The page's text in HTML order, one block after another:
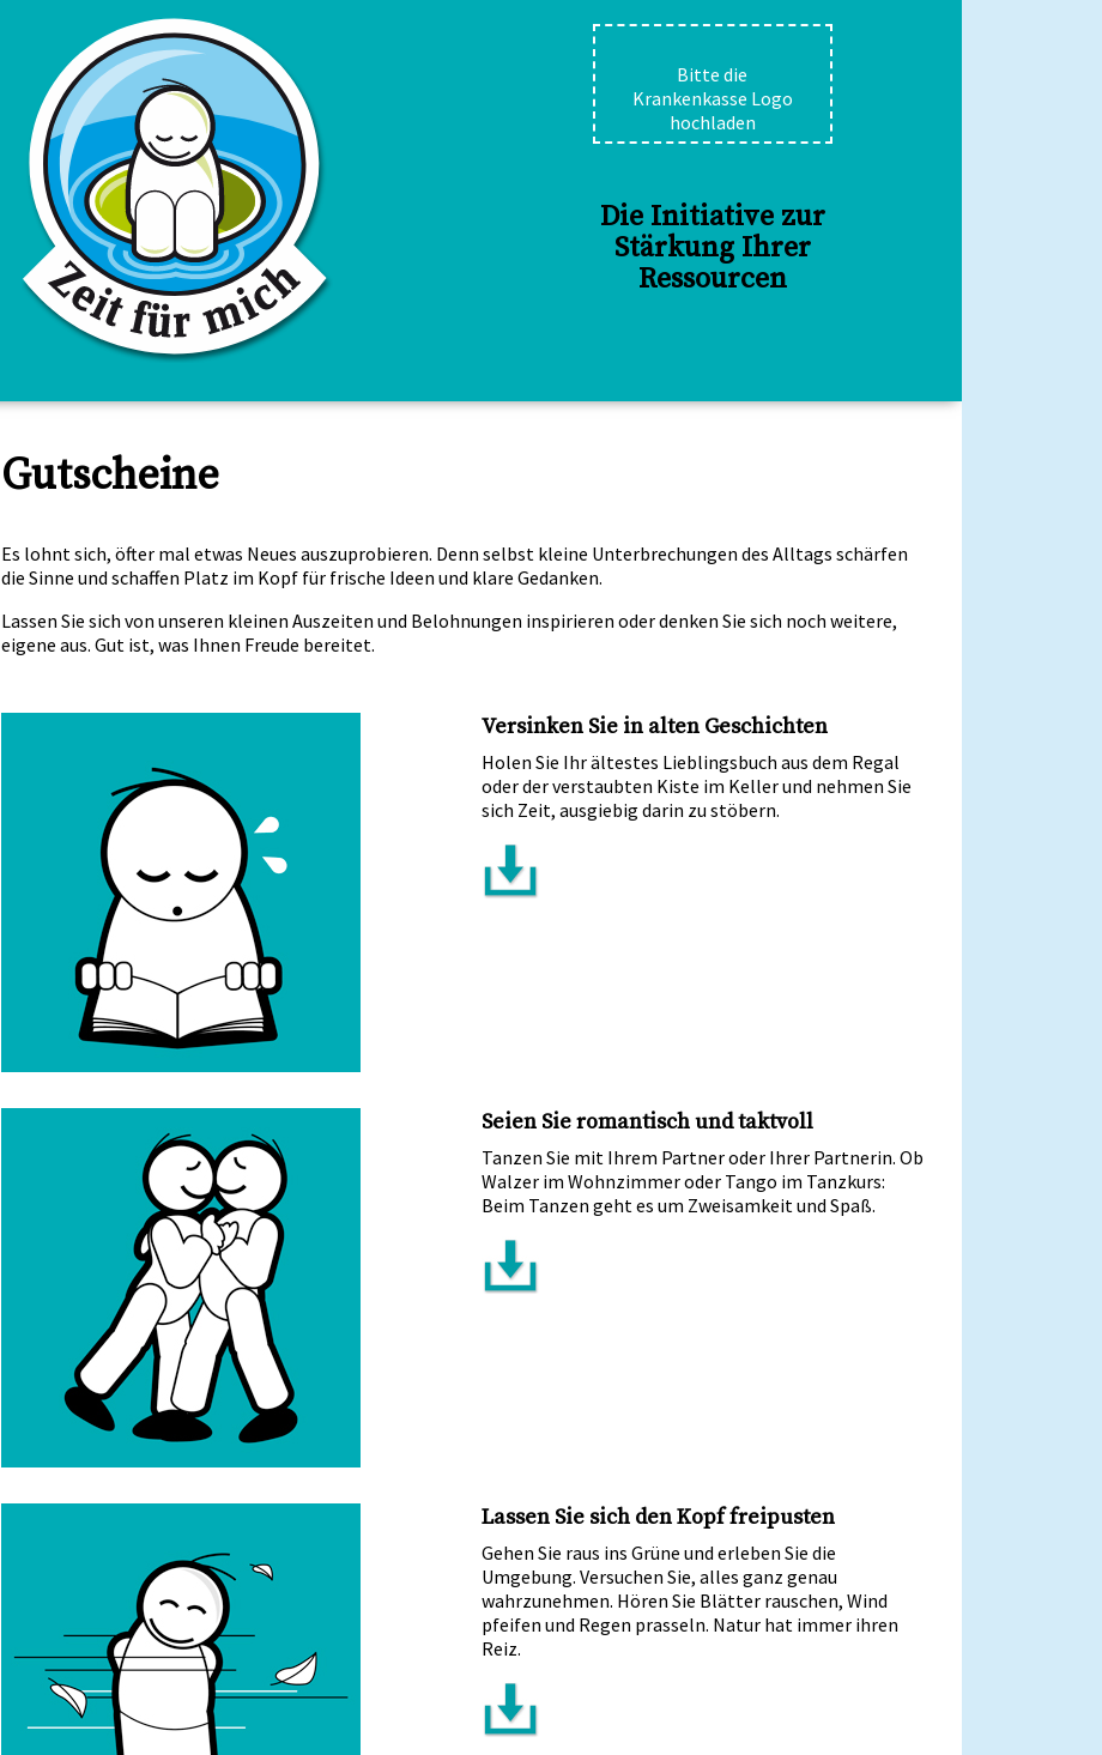
Bitte die
Krankenkasse Logo
hochladen
Die Initiative zur
Stärkung Ihrer
Ressourcen
Gutscheine
Es lohnt sich, öfter mal etwas Neues auszuprobieren. Denn selbst kleine Unterbrechungen des Alltags schärfen
die Sinne und schaffen Platz im Kopf für frische Ideen und klare Gedanken.
Lassen Sie sich von unseren kleinen Auszeiten und Belohnungen inspirieren oder denken Sie sich noch weitere,
eigene aus. Gut ist, was Ihnen Freude bereitet.
Versinken Sie in alten Geschichten
Holen Sie Ihr ältestes Lieblingsbuch aus dem Regal
oder der verstaubten Kiste im Keller und nehmen Sie
sich Zeit, ausgiebig darin zu stöbern.
Seien Sie romantisch und taktvoll
Tanzen Sie mit Ihrem Partner oder Ihrer Partnerin. Ob
Walzer im Wohnzimmer oder Tango im Tanzkurs:
Beim Tanzen geht es um Zweisamkeit und Spaß.
Lassen Sie sich den Kopf freipusten
Gehen Sie raus ins Grüne und erleben Sie die
Umgebung. Versuchen Sie, alles ganz genau
wahrzunehmen. Hören Sie Blätter rauschen, Wind
pfeifen und Regen prasseln. Natur hat immer ihren
Reiz.